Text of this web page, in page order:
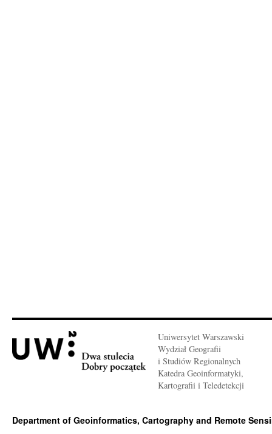
Uniwersytet Warszawski
Wydział Geografii
i Studiów Regionalnych
Katedra Geoinformatyki,
Kartografii i Teledetekcji
Department of Geoinformatics, Cartography and Remote